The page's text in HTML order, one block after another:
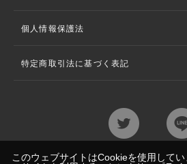
個人情報保護法
特定商取引法に基づく表記
このウェブサイトはCookieを使用してい